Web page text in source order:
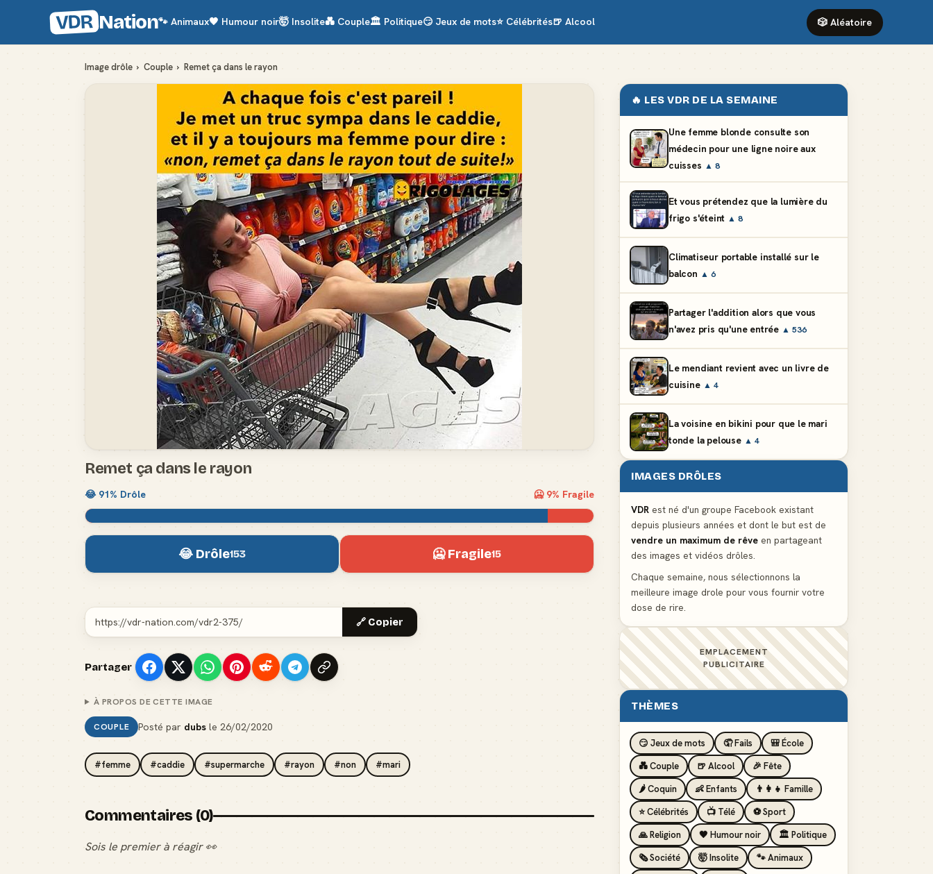
VDR Nation🐾 Animaux🖤 Humour noir🤯 Insolite💑 Couple🏛️ Politique😏 Jeux de mots⭐ Célébrités🍺 Alcool 🎲 Aléatoire
Image drôle › Couple › Remet ça dans le rayon
Remet ça dans le rayon
😂 91% Drôle 🥶 9% Fragile
😂 Drôle153 🥶 Fragile15
🔗 Copier
Partager
À PROPOS DE CETTE IMAGE
COUPLE Posté par dubs le 26/02/2020
#femme #caddie #supermarche #rayon #non #mari
Commentaires (0)
Sois le premier à réagir 👀
🔥 LES VDR DE LA SEMAINE
Une femme blonde consulte son
médecin pour une ligne noire aux
cuisses ▲ 8
Et vous prétendez que la lumière du
frigo s'éteint ▲ 8
Climatiseur portable installé sur le
balcon ▲ 6
Partager l'addition alors que vous
n'avez pris qu'une entrée ▲ 536
Le mendiant revient avec un livre de
cuisine ▲ 4
La voisine en bikini pour que le mari
tonde la pelouse ▲ 4
IMAGES DRÔLES
VDR est né d'un groupe Facebook existant
depuis plusieurs années et dont le but est de
vendre un maximum de rêve en partageant
des images et vidéos drôles.
Chaque semaine, nous sélectionnons la
meilleure image drole pour vous fournir votre
dose de rire.
EMPLACEMENT
PUBLICITAIRE
THÈMES
😏 Jeux de mots 🤦 Fails
🎒 École
💑 Couple
🍺 Alcool
🎉 Fête
🌶️ Coquin
👶 Enfants
👨‍👩‍👧 Famille
⭐ Célébrités
📺 Télé
⚽ Sport
🙏 Religion
🖤 Humour noir
🏛️ Politique
🗞️ Société
🤯 Insolite
🐾 Animaux